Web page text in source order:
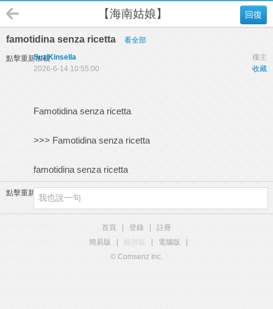
回復
【海南姑娘】
famotidina senza ricetta 看全部
點擊重新加載 樓主
SuziKinsella
收藏
2026-6-14 10:55:00
Famotidina senza ricetta
>>> Famotidina senza ricetta
famotidina senza ricetta
點擊重新加載
首頁 登錄
註冊
簡易版
觸屏版 電腦版
© Comsenz Inc.